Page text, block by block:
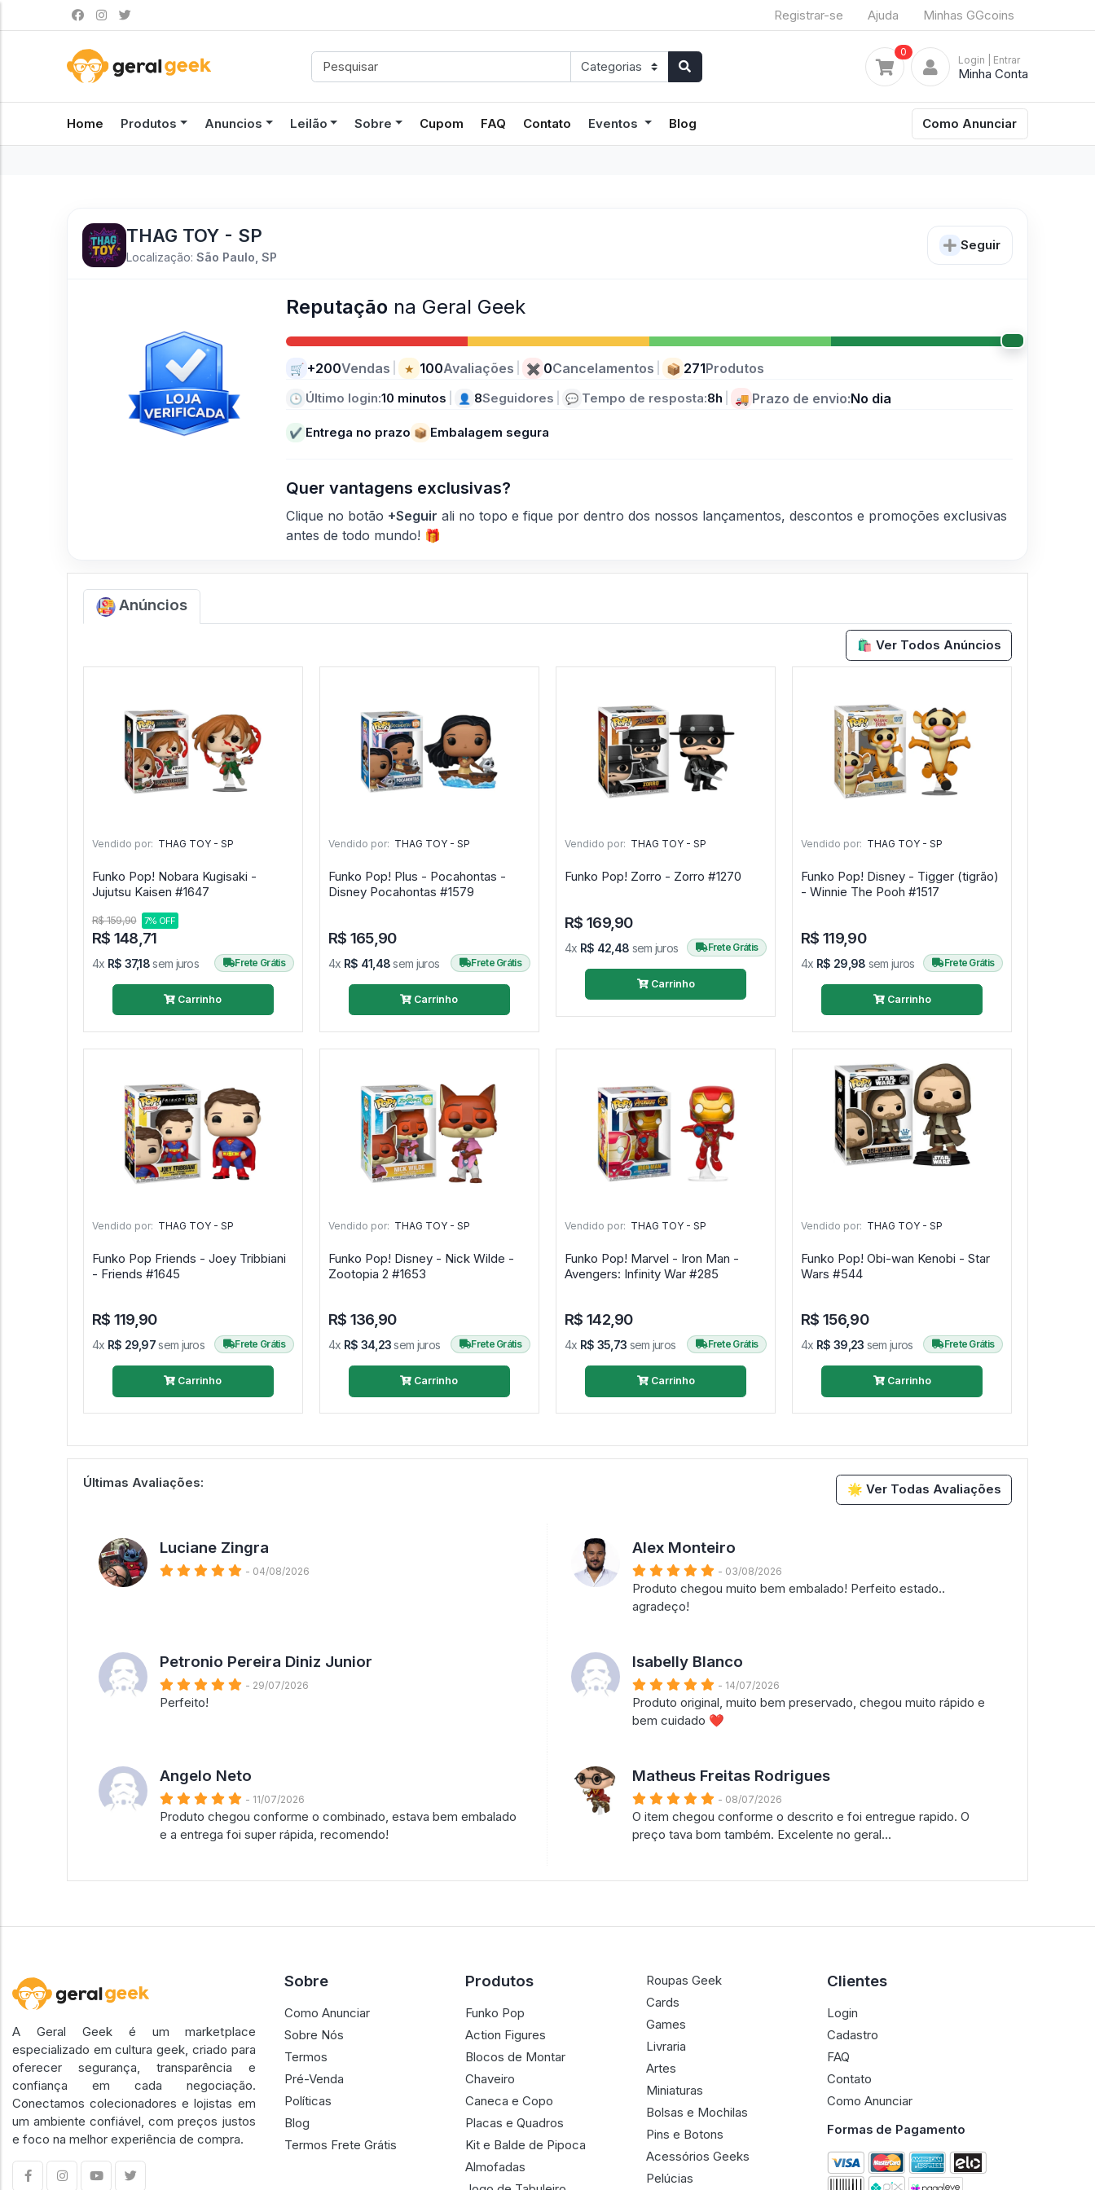
Registrar-se Ajuda Minhas GGcoins
0
Login | Entrar
Minha Conta
Home Produtos Anuncios Leilão Sobre Cupom FAQ Contato Eventos Blog Como Anunciar
THAG TOY - SP
Localização: São Paulo, SP
Seguir
Reputação na Geral Geek
🛒 +200Vendas ★ 100Avaliações ✖ 0Cancelamentos 📦 271Produtos
🕒 Último login:10 minutos 👤 8Seguidores 💬 Tempo de resposta:8h 🚚 Prazo de envio:No dia
✔ Entrega no prazo 📦 Embalagem segura
Quer vantagens exclusivas?
Clique no botão +Seguir ali no topo e fique por dentro dos nossos lançamentos, descontos e promoções exclusivas
antes de todo mundo! 🎁
Anúncios
🛍️ Ver Todos Anúncios
Vendido por: THAG TOY - SP
Funko Pop! Nobara Kugisaki -
Jujutsu Kaisen #1647
R$ 159,90 7% OFF
R$ 148,71
4x R$ 37,18sem juros Frete Grátis
Carrinho
Vendido por: THAG TOY - SP
Funko Pop! Plus - Pocahontas -
Disney Pocahontas #1579
R$ 165,90
4x R$ 41,48sem juros Frete Grátis
Carrinho
Vendido por: THAG TOY - SP
Funko Pop! Zorro - Zorro #1270
R$ 169,90
4x R$ 42,48 sem juros Frete Grátis
Carrinho
Vendido por: THAG TOY - SP
Funko Pop! Disney - Tigger (tigrão)
- Winnie The Pooh #1517
R$ 119,90
4x R$ 29,98 sem juros Frete Grátis
Carrinho
Vendido por: THAG TOY - SP
Funko Pop Friends - Joey Tribbiani
- Friends #1645
R$ 119,90
4x R$ 29,97sem juros Frete Grátis
Carrinho
Vendido por: THAG TOY - SP
Funko Pop! Disney - Nick Wilde -
Zootopia 2 #1653
R$ 136,90
4x R$ 34,23sem juros Frete Grátis
Carrinho
Vendido por: THAG TOY - SP
Funko Pop! Marvel - Iron Man -
Avengers: Infinity War #285
R$ 142,90
4x R$ 35,73 sem juros Frete Grátis
Carrinho
Vendido por: THAG TOY - SP
Funko Pop! Obi-wan Kenobi - Star
Wars #544
R$ 156,90
4x R$ 39,23 sem juros Frete Grátis
Carrinho
🌟 Ver Todas Avaliações
Últimas Avaliações:
Luciane Zingra
- 04/08/2026
Alex Monteiro
- 03/08/2026
Produto chegou muito bem embalado! Perfeito estado..
agradeço!
Petronio Pereira Diniz Junior
- 29/07/2026
Perfeito!
Isabelly Blanco
- 14/07/2026
Produto original, muito bem preservado, chegou muito rápido e
bem cuidado ❤️
Angelo Neto
- 11/07/2026
Produto chegou conforme o combinado, estava bem embalado
e a entrega foi super rápida, recomendo!
Matheus Freitas Rodrigues
- 08/07/2026
O item chegou conforme o descrito e foi entregue rapido. O
preço tava bom também. Excelente no geral...
A Geral Geek é um marketplace
especializado em cultura geek, criado para
oferecer segurança, transparência e
confiança em cada negociação.
Conectamos colecionadores e lojistas em
um ambiente confiável, com preços justos
e foco na melhor experiência de compra.
Sobre
Como Anunciar
Sobre Nós
Termos
Pré-Venda
Políticas
Blog
Termos Frete Grátis
Produtos
Funko Pop
Action Figures
Blocos de Montar
Chaveiro
Caneca e Copo
Placas e Quadros
Kit e Balde de Pipoca
Almofadas
Roupas Geek
Cards
Games
Livraria
Artes
Miniaturas
Bolsas e Mochilas
Pins e Botons
Acessórios Geeks
Pelúcias
Clientes
Login
Cadastro
FAQ
Contato
Como Anunciar
Formas de Pagamento